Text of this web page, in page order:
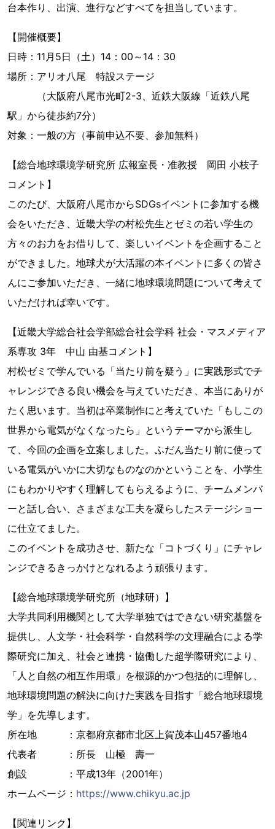
台本作り、出演、進行などすべてを担当しています。
【開催概要】
日時：11月5日（土）14：00～14：30
場所：アリオ八尾 特設ステージ
（大阪府八尾市光町2-3、近鉄大阪線「近鉄八尾
駅」から徒歩約7分）
対象：一般の方（事前申込不要、参加無料）
【総合地球環境学研究所 広報室長・准教授 岡田 小枝子
コメント】
このたび、大阪府八尾市からSDGsイベントに参加する機
会をいただき、近畿大学の村松先生とゼミの若い学生の
方々のお力をお借りして、楽しいイベントを企画すること
ができました。地球犬が大活躍の本イベントに多くの皆さ
んにご参加いただき、一緒に地球環境問題について考えて
いただければ幸いです。
【近畿大学総合社会学部総合社会学科 社会・マスメディア
系専攻 3年 中山 由基コメント】
村松ゼミで学んでいる「当たり前を疑う」に実践形式でチ
ャレンジできる良い機会を与えていただき、本当にありが
たく思います。当初は卒業制作にと考えていた「もしこの
世界から電気がなくなったら」というテーマから派生し
て、今回の企画を立案しました。ふだん当たり前に使って
いる電気がいかに大切なものなのかということを、小学生
にもわかりやすく理解してもらえるように、チームメンバ
ーと話し合い、さまざまな工夫を凝らしたステージショー
に仕立てました。
このイベントを成功させ、新たな「コトづくり」にチャレ
ンジできるきっかけとなれるよう頑張ります。
【総合地球環境学研究所（地球研）】
大学共同利用機関として大学単独ではできない研究基盤を
提供し、人文学・社会科学・自然科学の文理融合による学
際研究に加え、社会と連携・協働した超学際研究により、
「人と自然の相互作用環」を根源的かつ包括的に理解し、
地球環境問題の解決に向けた実践を目指す「総合地球環境
学」を先導します。
所在地 ：京都府京都市北区上賀茂本山457番地4
代表者 ：所長 山極 壽一
創設 ：平成13年（2001年）
ホームページ： https://www.chikyu.ac.jp
【関連リンク】